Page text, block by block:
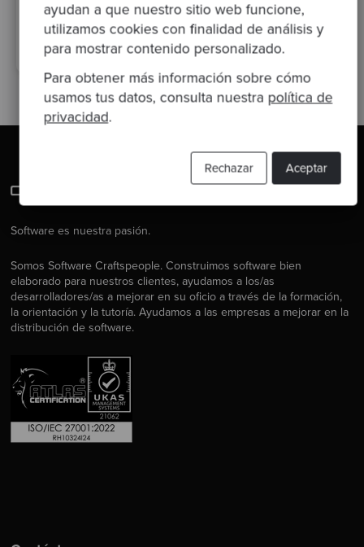
ayudan a que nuestro sitio web funcione,
utilizamos cookies con finalidad de análisis y
para mostrar contenido personalizado.
Para obtener más información sobre cómo
usamos tus datos, consulta nuestra política de
privacidad.
Aceptar
Rechazar
user experience
Software es nuestra pasión.
Somos Software Craftspeople. Construimos software bien
elaborado para nuestros clientes, ayudamos a los/as
desarrolladores/as a mejorar en su oficio a través de la formación,
la orientación y la tutoría. Ayudamos a las empresas a mejorar en la
distribución de software.